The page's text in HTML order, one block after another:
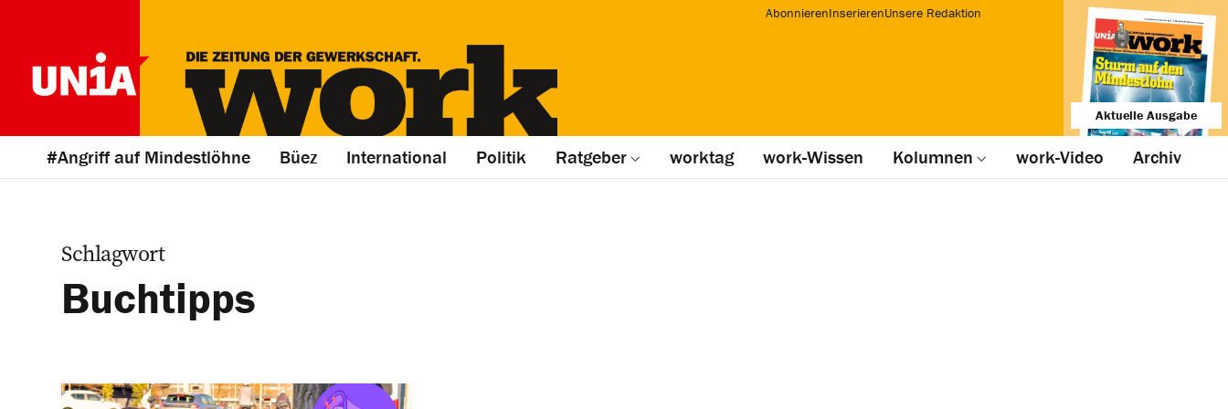
AbonnierenInserierenUnsere Redaktion
Aktuelle Ausgabe
#Angriff auf Mindestlöhne Büez International Politik Ratgeber worktag work-Wissen Kolumnen work-Video Archiv
Schlagwort
Buchtipps